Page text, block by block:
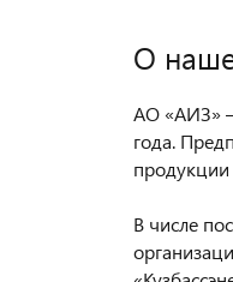
О
АО «АИЗ»
года.
продукции
В числе